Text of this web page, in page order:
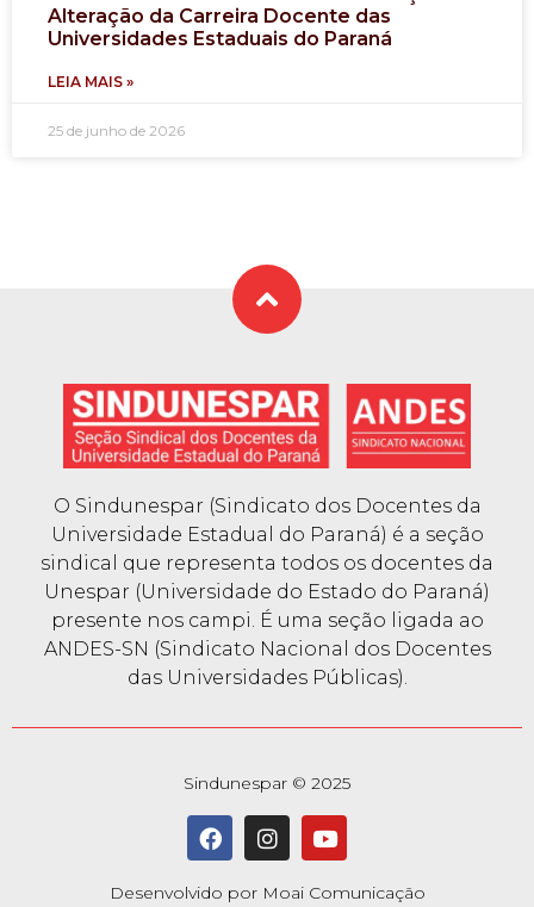
Alteração da Carreira Docente das
Universidades Estaduais do Paraná
LEIA MAIS »
25 de junho de 2026
O Sindunespar (Sindicato dos Docentes da
Universidade Estadual do Paraná) é a seção
sindical que representa todos os docentes da
Unespar (Universidade do Estado do Paraná)
presente nos campi. É uma seção ligada ao
ANDES-SN (Sindicato Nacional dos Docentes
das Universidades Públicas).
Sindunespar © 2025
Desenvolvido por Moai Comunicação